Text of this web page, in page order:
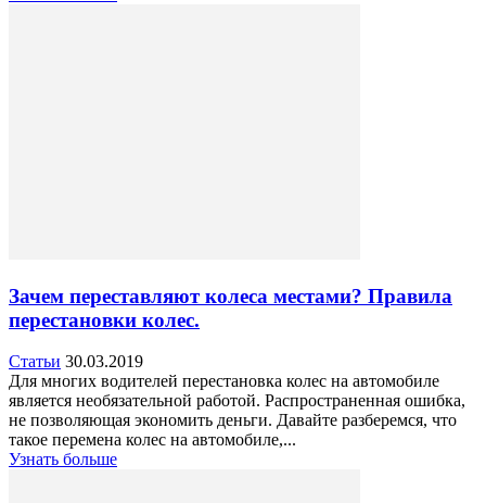
Зачем переставляют колеса местами? Правила
перестановки колес.
Статьи 30.03.2019
Для многих водителей перестановка колес на автомобиле
является необязательной работой. Распространенная ошибка,
не позволяющая экономить деньги. Давайте разберемся, что
такое перемена колес на автомобиле,...
Узнать больше